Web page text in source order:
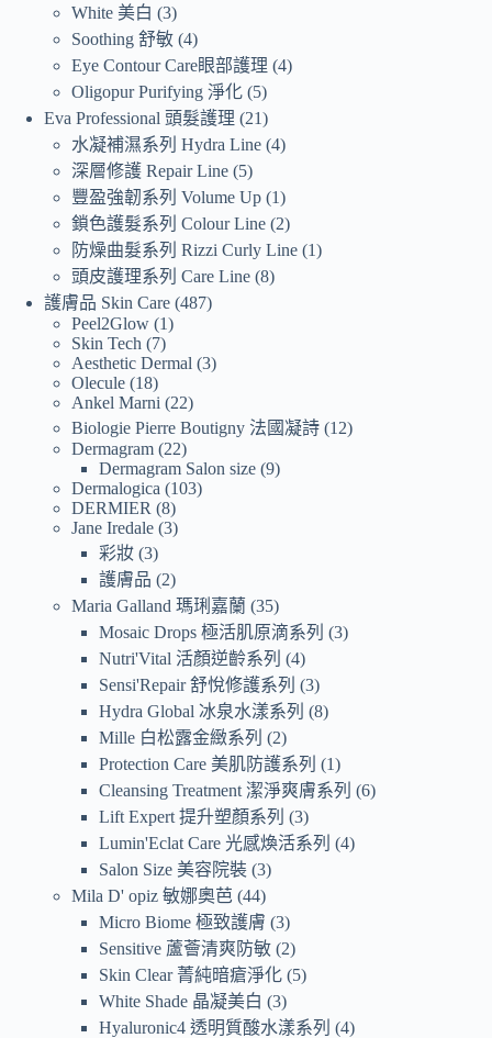
White 美白
3
Soothing 舒敏 4
Eye Contour Care眼部護理 4
Oligopur Purifying 淨化 5
Eva Professional 頭髮護理
21
水凝補濕系列 Hydra Line 4
深層修護 Repair Line 5
豐盈強韌系列 Volume Up 1
鎖色護髮系列 Colour Line 2
防燥曲髮系列 Rizzi Curly Line 1
頭皮護理系列 Care Line 8
護膚品 Skin Care 487
Peel2Glow 1
Skin Tech
7
Aesthetic Dermal 3
Olecule 18
Ankel Marni
22
Biologie Pierre Boutigny 法國凝詩 12
Dermagram 22
Dermagram Salon size 9
Dermalogica
103
DERMIER
8
Jane Iredale 3
彩妝 3
護膚品
2
Maria Galland 瑪琍嘉蘭 35
Mosaic Drops 極活肌原滴系列
3
Nutri'Vital 活顏逆齡系列
4
Sensi'Repair 舒悅修護系列
3
Hydra Global 冰泉水漾系列
8
Mille 白松露金緻系列
2
Protection Care 美肌防護系列
1
Cleansing Treatment 潔淨爽膚系列
6
Lift Expert 提升塑顏系列
3
Lumin'Eclat Care 光感煥活系列
4
Salon Size 美容院裝 3
Mila D' opiz 敏娜奧芭 44
Micro Biome 極致護膚 3
Sensitive 蘆薈清爽防敏 2
Skin Clear 菁純暗瘡淨化 5
White Shade 晶凝美白
3
Hyaluronic4 透明質酸水漾系列
4